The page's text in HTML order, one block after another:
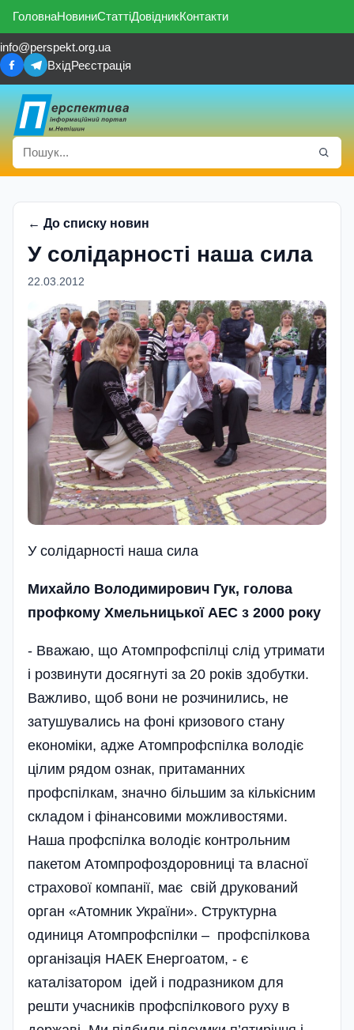
ГоловнаНовиниСтаттіДовідникКонтакти
info@perspekt.org.ua
ВхідРеєстрація
← До списку новин
У солідарності наша сила
22.03.2012
У солідарності наша сила
Михайло Володимирович Гук, голова
профкому Хмельницької АЕС з 2000 року
- Вважаю, що Атомпрофспілці слід утримати
і розвинути досягнуті за 20 років здобутки.
Важливо, щоб вони не розчинились, не
затушувались на фоні кризового стану
економіки, адже Атомпрофспілка володіє
цілим рядом ознак, притаманних
профспілкам, значно більшим за кількісним
складом і фінансовими можливостями.
Наша профспілка володіє контрольним
пакетом Атомпрофоздоровниці та власної
страхової компанії, має свій друкований
орган «Атомник України». Структурна
одиниця Атомпроф­спілки – профспілкова
організація НАЕК Енергоатом, - є
каталізатором ідей і подразником для
решти учасників профспілкового руху в